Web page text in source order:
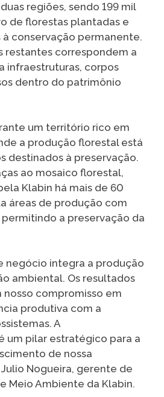
regiões, sendo 199 mil
de florestas plantadas e
à conservação permanente.
restantes correspondem a
infraestruturas, corpos
dentro do patrimônio
um território rico em
a produção florestal está
destinados à preservação.
ao mosaico florestal,
Klabin há mais de 60
áreas de produção com
a preservação da
negócio integra a produção
ambiental. Os resultados
compromisso em
produtiva com a
A
um pilar estratégico para a
de nossa
Julio Nogueira, gerente de
Meio Ambiente da Klabin.